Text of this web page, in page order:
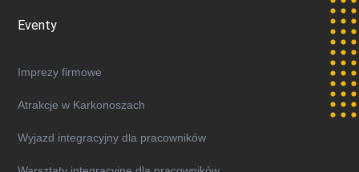
Eventy
Imprezy firmowe
Atrakcje w Karkonoszach
Wyjazd integracyjny dla pracowników